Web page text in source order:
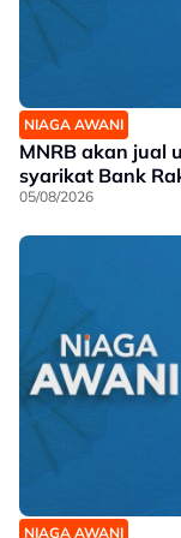
NIAGA AWANI
MNRB akan jual
syarikat Bank
05/08/2026
NIAGA AWANI